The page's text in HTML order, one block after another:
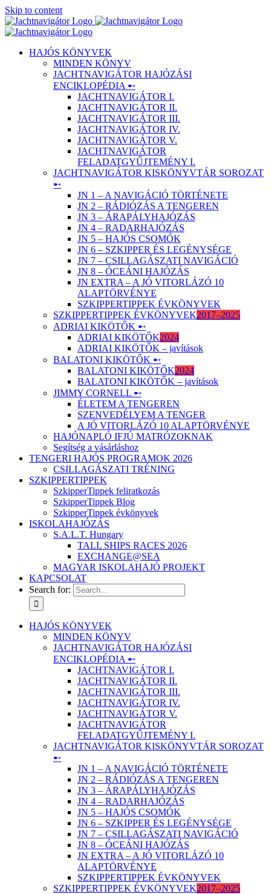
Skip to content
HAJÓS KÖNYVEK
MINDEN KÖNYV
JACHTNAVIGÁTOR HAJÓZÁSI
ENCIKLOPÉDIA ➸
JACHTNAVIGÁTOR I.
JACHTNAVIGÁTOR II.
JACHTNAVIGÁTOR III.
JACHTNAVIGÁTOR IV.
JACHTNAVIGÁTOR V.
JACHTNAVIGÁTOR
FELADATGYŰJTEMÉNY I.
JACHTNAVIGÁTOR KISKÖNYVTÁR SOROZAT
➸
JN 1 – A NAVIGÁCIÓ TÖRTÉNETE
JN 2 – RÁDIÓZÁS A TENGEREN
JN 3 – ÁRAPÁLYHAJÓZÁS
JN 4 – RADARHAJÓZÁS
JN 5 – HAJÓS CSOMÓK
JN 6 – SZKIPPER ÉS LEGÉNYSÉGE
JN 7 – CSILLAGÁSZATI NAVIGÁCIÓ
JN 8 – ÓCEÁNI HAJÓZÁS
JN EXTRA – A JÓ VITORLÁZÓ 10
ALAPTÖRVÉNYE
SZKIPPERTIPPEK ÉVKÖNYVEK
SZKIPPERTIPPEK ÉVKÖNYVEK2017–2025
ADRIAI KIKÖTŐK ➸
ADRIAI KIKÖTŐK2024
ADRIAI KIKÖTŐK – javítások
BALATONI KIKÖTŐK ➸
BALATONI KIKÖTŐK2024
BALATONI KIKÖTŐK – javítások
JIMMY CORNELL ➸
ÉLETEM A TENGEREN
SZENVEDÉLYEM A TENGER
A JÓ VITORLÁZÓ 10 ALAPTÖRVÉNYE
HAJÓNAPLÓ IFJÚ MATRÓZOKNAK
Segítség a vásárláshoz
TENGERI HAJÓS PROGRAMOK 2026
CSILLAGÁSZATI TRÉNING
SZKIPPERTIPPEK
SzkipperTippek feliratkozás
SzkipperTippek Blog
SzkipperTippek évkönyvek
ISKOLAHAJÓZÁS
S.A.L.T. Hungary
TALL SHIPS RACES 2026
EXCHANGE@SEA
MAGYAR ISKOLAHAJÓ PROJEKT
KAPCSOLAT
Search for:
HAJÓS KÖNYVEK
MINDEN KÖNYV
JACHTNAVIGÁTOR HAJÓZÁSI
ENCIKLOPÉDIA ➸
JACHTNAVIGÁTOR I.
JACHTNAVIGÁTOR II.
JACHTNAVIGÁTOR III.
JACHTNAVIGÁTOR IV.
JACHTNAVIGÁTOR V.
JACHTNAVIGÁTOR
FELADATGYŰJTEMÉNY I.
JACHTNAVIGÁTOR KISKÖNYVTÁR SOROZAT
➸
JN 1 – A NAVIGÁCIÓ TÖRTÉNETE
JN 2 – RÁDIÓZÁS A TENGEREN
JN 3 – ÁRAPÁLYHAJÓZÁS
JN 4 – RADARHAJÓZÁS
JN 5 – HAJÓS CSOMÓK
JN 6 – SZKIPPER ÉS LEGÉNYSÉGE
JN 7 – CSILLAGÁSZATI NAVIGÁCIÓ
JN 8 – ÓCEÁNI HAJÓZÁS
JN EXTRA – A JÓ VITORLÁZÓ 10
ALAPTÖRVÉNYE
SZKIPPERTIPPEK ÉVKÖNYVEK
SZKIPPERTIPPEK ÉVKÖNYVEK2017–2025